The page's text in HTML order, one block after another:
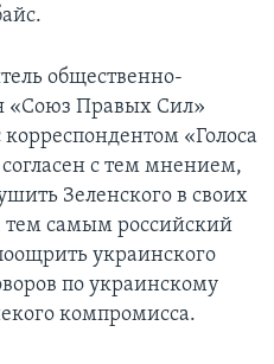
общественно-
«Союз Правых Сил»
корреспондентом «Голоса
с тем мнением,
Зеленского в своих
тем самым российский
украинского
по украинскому
компромисса.